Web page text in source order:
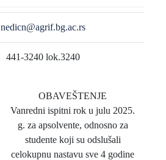
nedicn@agrif.bg.ac.rs
441-3240 lok.3240
OBAVEŠTENJE
Vanredni ispitni rok u julu 2025.
g. za apsolvente, odnosno za
studente koji su odslušali
celokupnu nastavu sve 4 godine